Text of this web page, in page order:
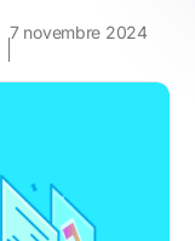
7 novembre 2024